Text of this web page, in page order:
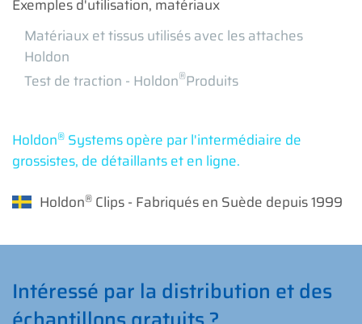
Exemples d'utilisation, matériaux
Matériaux et tissus utilisés avec les attaches
Holdon
Test de traction - Holdon®Produits
Holdon® Systems opère par l'intermédiaire de
grossistes, de détaillants et en ligne.
Holdon® Clips - Fabriqués en Suède depuis 1999
Intéressé par la distribution et des